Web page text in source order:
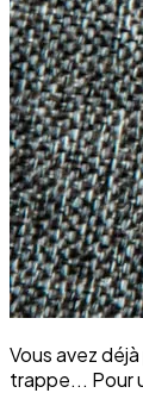
Vous avez
trappe... Pour